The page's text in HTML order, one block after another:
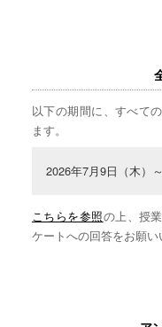
以下の期間に、すべて
ます。
2026年7月9日（木）
こちらを参照の上、授
ケートへの回答をお願い